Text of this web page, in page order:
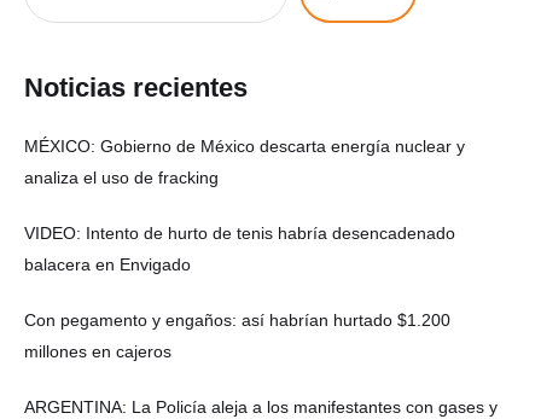
Noticias recientes
MÉXICO: Gobierno de México descarta energía nuclear y
analiza el uso de fracking
VIDEO: Intento de hurto de tenis habría desencadenado
balacera en Envigado
Con pegamento y engaños: así habrían hurtado $1.200
millones en cajeros
ARGENTINA: La Policía aleja a los manifestantes con gases y